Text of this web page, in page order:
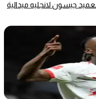
جيسون لانجليه ميدالية